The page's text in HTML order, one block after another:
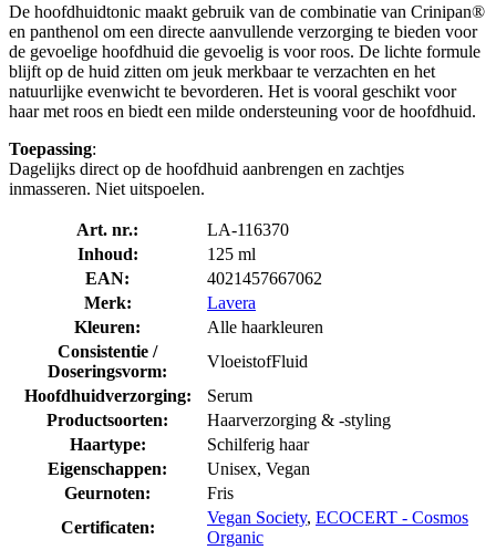
De hoofdhuidtonic maakt gebruik van de combinatie van Crinipan®
en panthenol om een directe aanvullende verzorging te bieden voor
de gevoelige hoofdhuid die gevoelig is voor roos. De lichte formule
blijft op de huid zitten om jeuk merkbaar te verzachten en het
natuurlijke evenwicht te bevorderen. Het is vooral geschikt voor
haar met roos en biedt een milde ondersteuning voor de hoofdhuid.
Toepassing:
Dagelijks direct op de hoofdhuid aanbrengen en zachtjes
inmasseren. Niet uitspoelen.
Art. nr.:
LA-116370
Inhoud:
125 ml
EAN:
4021457667062
Merk:
Lavera
Kleuren:
Alle haarkleuren
Consistentie /
Doseringsvorm:
VloeistofFluid
Hoofdhuidverzorging:
Serum
Productsoorten:
Haarverzorging & -styling
Haartype:
Schilferig haar
Eigenschappen:
Unisex, Vegan
Geurnoten:
Fris
Certificaten:
Vegan Society, ECOCERT - Cosmos
Organic